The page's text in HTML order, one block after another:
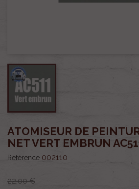
ATOMISEUR DE
NET VERT EMBRUN
Référence 002110
22,00 €